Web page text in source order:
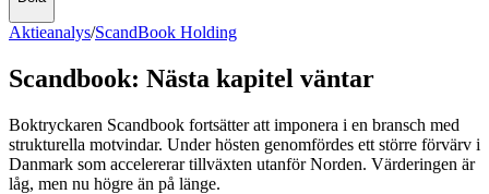
Aktieanalys/ScandBook Holding
Scandbook: Nästa kapitel väntar
Boktryckaren Scandbook fortsätter att imponera i en bransch med
strukturella motvindar. Under hösten genomfördes ett större förvärv i
Danmark som accelererar tillväxten utanför Norden. Värderingen är
låg, men nu högre än på länge.